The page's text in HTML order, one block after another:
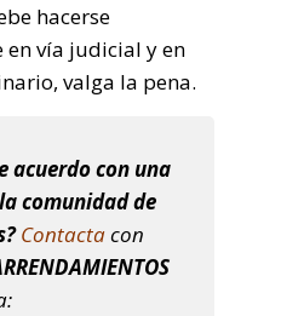
hacerse
en vía judicial y en
valga la pena.
acuerdo con una
comunidad de
Contactacon